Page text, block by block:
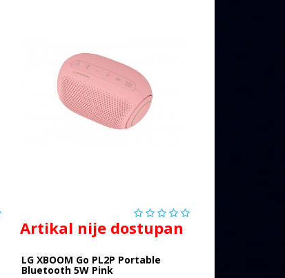
Artikal nije dostupan
LG XBOOM Go PL2P Portable
Bluetooth 5W Pink